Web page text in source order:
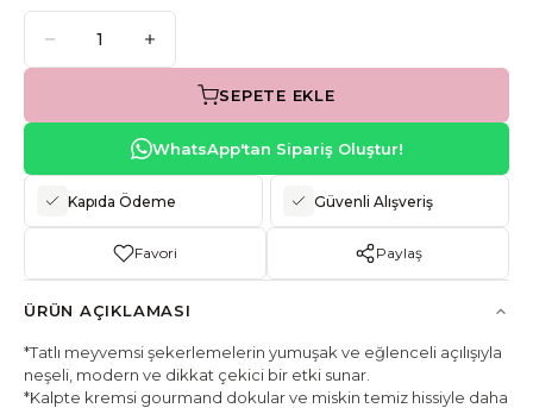
SEPETE EKLE
WhatsApp'tan Sipariş Oluştur!
Kapıda Ödeme Güvenli Alışveriş
Favori Paylaş
ÜRÜN AÇIKLAMASI
*Tatlı meyvemsi şekerlemelerin yumuşak ve eğlenceli açılışıyla
neşeli, modern ve dikkat çekici bir etki sunar.
*Kalpte kremsi gourmand dokular ve miskin temiz hissiyle daha